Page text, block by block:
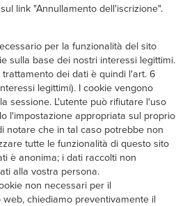
link "Annullamento dell'iscrizione".
per la funzionalità del sito
sulla base dei nostri interessi legittimi.
dei dati è quindi l'art. 6
legittimi). I cookie vengono
sessione. L'utente può rifiutare l'uso
l'impostazione appropriata sul proprio
notare che in tal caso potrebbe non
tutte le funzionalità di questo sito
è anonima; i dati raccolti non
alla vostra persona.
non necessari per il
chiediamo preventivamente il